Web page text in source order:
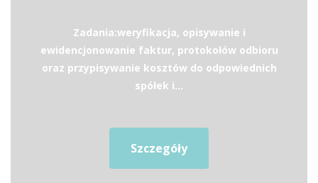
Zadania:weryfikacja, opisywanie i
ewidencjonowanie faktur, protokołów odbioru
oraz przypisywanie kosztów do odpowiednich
spółek i...
Szczegóły